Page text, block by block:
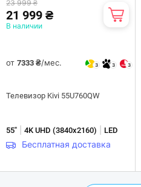
23 999 ₴
21 999 ₴
В наличии
от 7333 ₴/мес. 3 3 3
Телевизор Kivi 55U760QW
55" 4K UHD (3840х2160) LED
Бесплатная доставка